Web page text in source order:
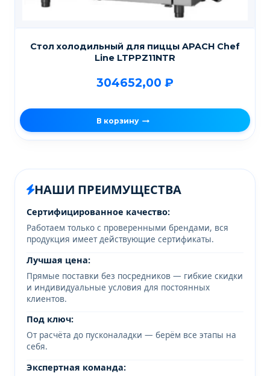
Стол холодильный для пиццы APACH Chef
Line LTPPZ11NTR
304652,00 ₽
В корзину
НАШИ ПРЕИМУЩЕСТВА
Сертифицированное качество:
Работаем только с проверенными брендами, вся
продукция имеет действующие сертификаты.
Лучшая цена:
Прямые поставки без посредников — гибкие скидки
и индивидуальные условия для постоянных
клиентов.
Под ключ:
От расчёта до пусконаладки — берём все этапы на
себя.
Экспертная команда: